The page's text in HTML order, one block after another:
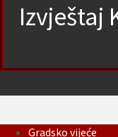
Izvještaj
Gradsko vijeće